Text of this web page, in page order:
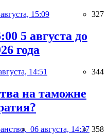
15:09 327
5 августа до
года
14:51 344
на таможне
06 августа, 14:37 358